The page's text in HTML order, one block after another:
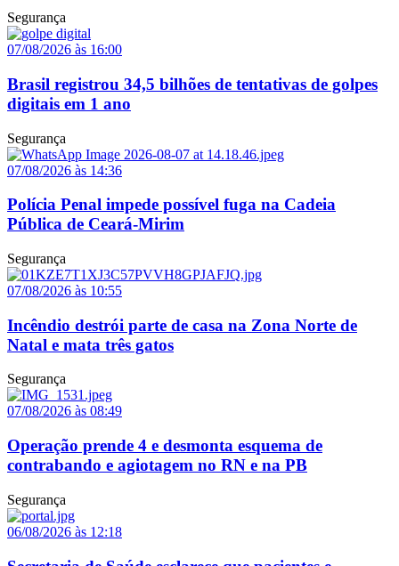
Segurança
07/08/2026 às 16:00
Brasil registrou 34,5 bilhões de tentativas de golpes
digitais em 1 ano
Segurança
07/08/2026 às 14:36
Polícia Penal impede possível fuga na Cadeia
Pública de Ceará-Mirim
Segurança
07/08/2026 às 10:55
Incêndio destrói parte de casa na Zona Norte de
Natal e mata três gatos
Segurança
07/08/2026 às 08:49
Operação prende 4 e desmonta esquema de
contrabando e agiotagem no RN e na PB
Segurança
06/08/2026 às 12:18